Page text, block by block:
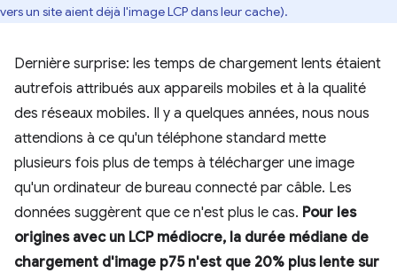
vers un site aient déjà l'image LCP dans leur cache).
Dernière surprise: les temps de chargement lents étaient
autrefois attribués aux appareils mobiles et à la qualité
des réseaux mobiles. Il y a quelques années, nous nous
attendions à ce qu'un téléphone standard mette
plusieurs fois plus de temps à télécharger une image
qu'un ordinateur de bureau connecté par câble. Les
données suggèrent que ce n'est plus le cas. Pour les
origines avec un LCP médiocre, la durée médiane de
chargement d'image p75 n'est que 20% plus lente sur